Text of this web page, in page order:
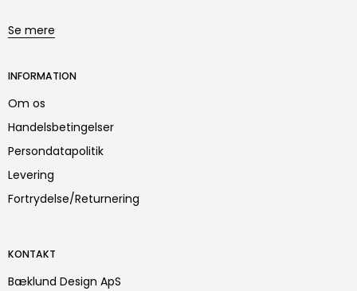
Se mere
INFORMATION
Om os
Handelsbetingelser
Persondatapolitik
Levering
Fortrydelse/Returnering
KONTAKT
Bæklund Design ApS